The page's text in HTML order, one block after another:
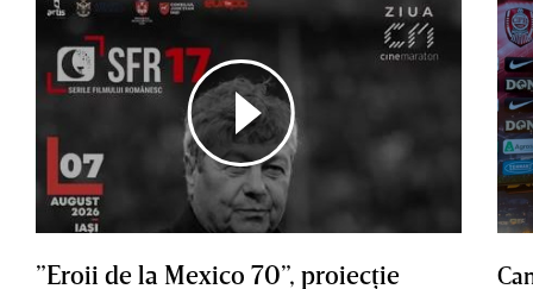
”Eroii de la Mexico 70”, proiecţie